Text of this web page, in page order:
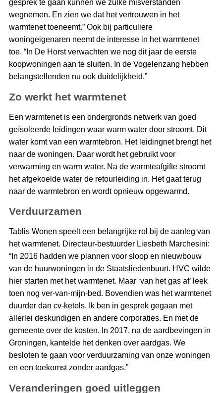
gesprek te gaan kunnen we zulke misverstanden
wegnemen. En zien we dat het vertrouwen in het
warmtenet toeneemt.” Ook bij particuliere
woningeigenaren neemt de interesse in het warmtenet
toe. “In De Horst verwachten we nog dit jaar de eerste
koopwoningen aan te sluiten. In de Vogelenzang hebben
belangstellenden nu ook duidelijkheid.”
Zo werkt het warmtenet
Een warmtenet is een ondergronds netwerk van goed
geïsoleerde leidingen waar warm water door stroomt. Dit
water komt van een warmtebron. Het leidingnet brengt het
naar de woningen. Daar wordt het gebruikt voor
verwarming en warm water. Na de warmteafgifte stroomt
het afgekoelde water de retourleiding in. Het gaat terug
naar de warmtebron en wordt opnieuw opgewarmd.
Verduurzamen
Tablis Wonen speelt een belangrijke rol bij de aanleg van
het warmtenet. Directeur-bestuurder Liesbeth Marchesini:
“In 2016 hadden we plannen voor sloop en nieuwbouw
van de huurwoningen in de Staatsliedenbuurt. HVC wilde
hier starten met het warmtenet. Maar ‘van het gas af’ leek
toen nog ver-van-mijn-bed. Bovendien was het warmtenet
duurder dan cv-ketels. Ik ben in gesprek gegaan met
allerlei deskundigen en andere corporaties. En met de
gemeente over de kosten. In 2017, na de aardbevingen in
Groningen, kantelde het denken over aardgas. We
besloten te gaan voor verduurzaming van onze woningen
en een toekomst zonder aardgas.”
Veranderingen goed uitleggen